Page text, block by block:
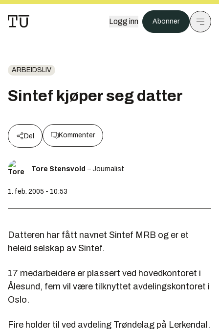
Logg inn Abonner
ARBEIDSLIV
Sintef kjøper seg datter
Del Kommenter
Tore Stensvold – Journalist
1. feb. 2005 - 10:53
Datteren har fått navnet Sintef MRB og er et
heleid selskap av Sintef.
17 medarbeidere er plassert ved hovedkontoret i
Ålesund, fem vil være tilknyttet avdelingskontoret i
Oslo.
Fire holder til ved avdeling Trøndelag på Lerkendal.